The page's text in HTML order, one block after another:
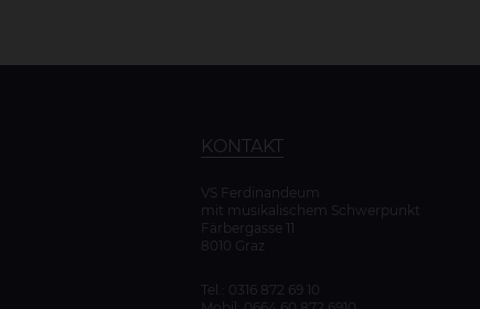
KONTAKT
VS Ferdinandeum
mit musikalischem Schwerpunkt
Färbergasse 11
8010 Graz
Tel.: 0316 872 69 10